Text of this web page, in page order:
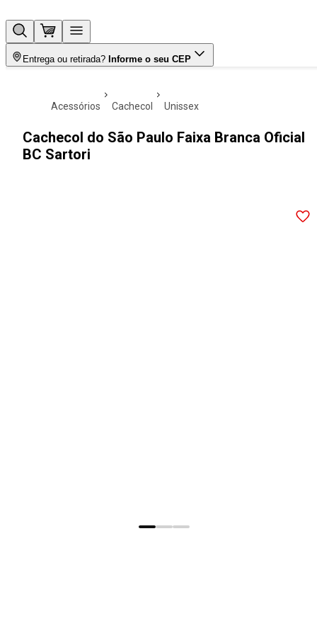
Entrega ou retirada? Informe o seu CEP
acessórios cachecol unissex
Cachecol do São Paulo Faixa Branca Oficial
BC Sartori